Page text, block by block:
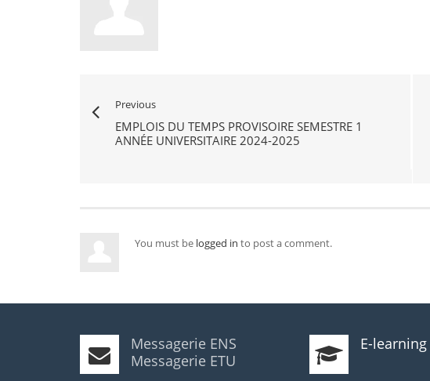
Previous
EMPLOIS DU TEMPS PROVISOIRE SEMESTRE 1
ANNÉE UNIVERSITAIRE 2024-2025
You must be logged in to post a comment.
Messagerie ENS
Messagerie ETU
E-learning